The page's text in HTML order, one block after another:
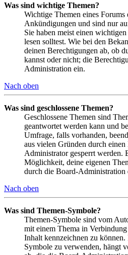
Was sind wichtige Themen?
Wichtige Themen eines Forums
Ankündigungen und sind nur
Sie haben meist einen
lesen solltest. Wie bei den
deinen Berechtigungen ab, ob
kannst oder nicht; die
Administration ein.
Nach oben
Was sind geschlossene Themen?
Geschlossene Themen sind
geantwortet werden kann und
Umfrage, falls vorhanden,
aus vielen Gründen durch
Administrator gesperrt werden.
Möglichkeit, deine eigenen
durch die Board-Administration
Nach oben
Was sind Themen-Symbole?
Themen-Symbole sind vom
mit einem Thema in Verbindung
Inhalt kennzeichnen zu
Symbole zu verwenden, hängt